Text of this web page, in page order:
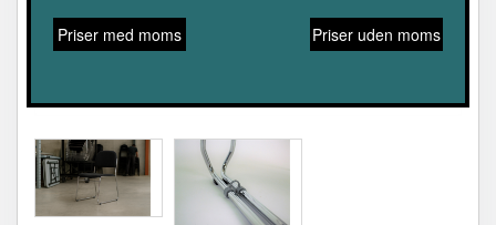
Priser med moms Priser uden moms